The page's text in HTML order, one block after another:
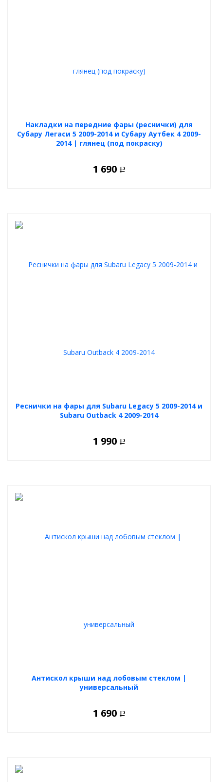
Накладки на передние фары (реснички) для
Субару Легаси 5 2009-2014 и Субару Аутбек 4 2009-
2014 | глянец (под покраску)
1 690 Р
Реснички на фары для Subaru Legacy 5 2009-2014 и
Subaru Outback 4 2009-2014
1 990 Р
Антискол крыши над лобовым стеклом |
универсальный
1 690 Р